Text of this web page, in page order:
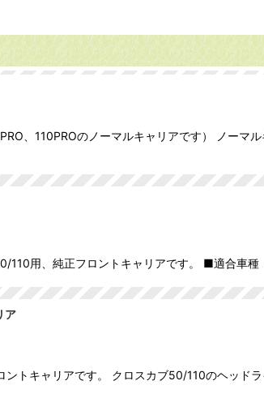
、110PROのノーマルキャリアです） ノーマ
110用、純正フロントキャリアです。 ■適合車
ア
トキャリアです。 クロスカブ50/110のヘッド